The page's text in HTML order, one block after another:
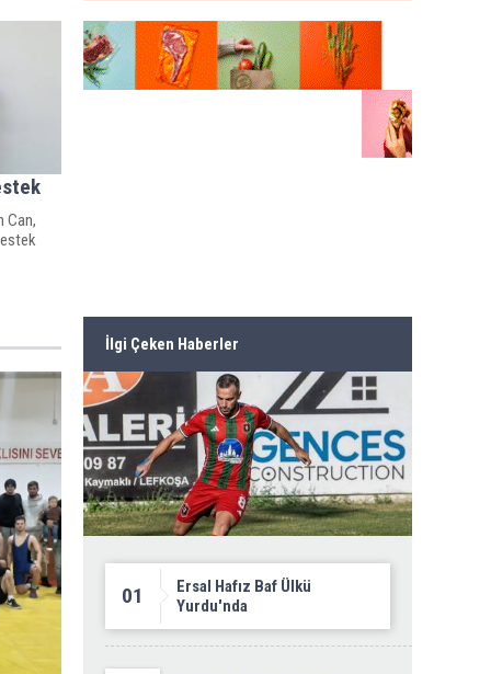
Can,
İlgi Çeken Haberler
01
Ersal Hafız Baf Ülkü
Yurdu'nda